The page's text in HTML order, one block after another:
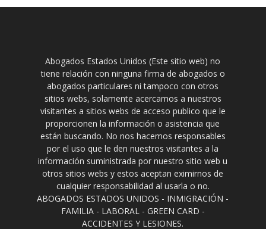
Abogados Estados Unidos (Este sitio web) no
tiene relación con ninguna firma de abogados o
abogados particulares ni tampoco con otros
sitios webs, solamente acercamos a nuestros
visitantes a sitios webs de acceso publico que le
proporcionen la información o asistencia que
están buscando. No nos hacemos responsables
por el uso que le den nuestros visitantes a la
información suministrada por nuestro sitio web u
otros sitios webs y estos aceptan eximirnos de
cualquier responsabilidad al usarla o no.
ABOGADOS ESTADOS UNIDOS - INMIGRACIÓN -
FAMILIA - LABORAL - GREEN CARD -
ACCIDENTES Y LESIONES.